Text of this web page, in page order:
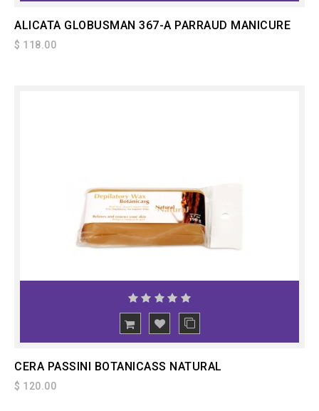
ALICATA GLOBUSMAN 367-A PARRAUD MANICURE
$ 118.00
CERA PASSINI BOTANICASS NATURAL
$ 120.00